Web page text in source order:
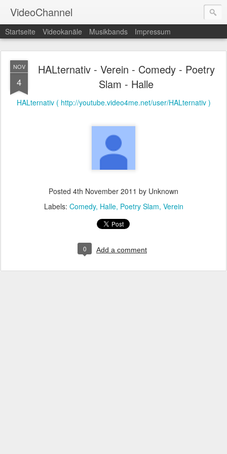
VideoChannel
Startseite Videokanäle Musikbands Impressum
NOV
4
HALternativ - Verein - Comedy - Poetry
Slam - Halle
HALternativ ( http://youtube.video4me.net/user/HALternativ )
Posted 4th November 2011 by Unknown
Labels: Comedy Halle Poetry Slam Verein
0 Add a comment